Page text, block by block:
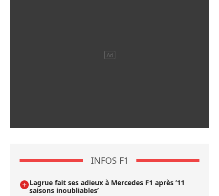
INFOS F1
Lagrue fait ses adieux à Mercedes F1 après ’11
saisons inoubliables’